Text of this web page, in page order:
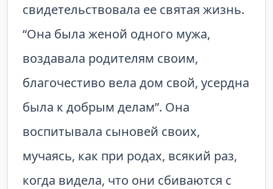
свидетельствовала ее святая жизнь.
“Она была женой одного мужа,
воздавала родителям своим,
благочестиво вела дом свой, усердна
была к добрым делам”. Она
воспитывала сыновей своих,
мучаясь, как при родах, всякий раз,
когда видела, что они сбиваются с